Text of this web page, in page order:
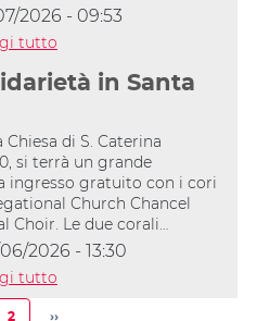
2026 - 09:53
tutto
in Santa
di S. Caterina
si terrà un grande
ingresso gratuito con i cori
Church Chancel
Choir. Le due corali…
2026 - 13:30
tutto
Paginazione
2 ››